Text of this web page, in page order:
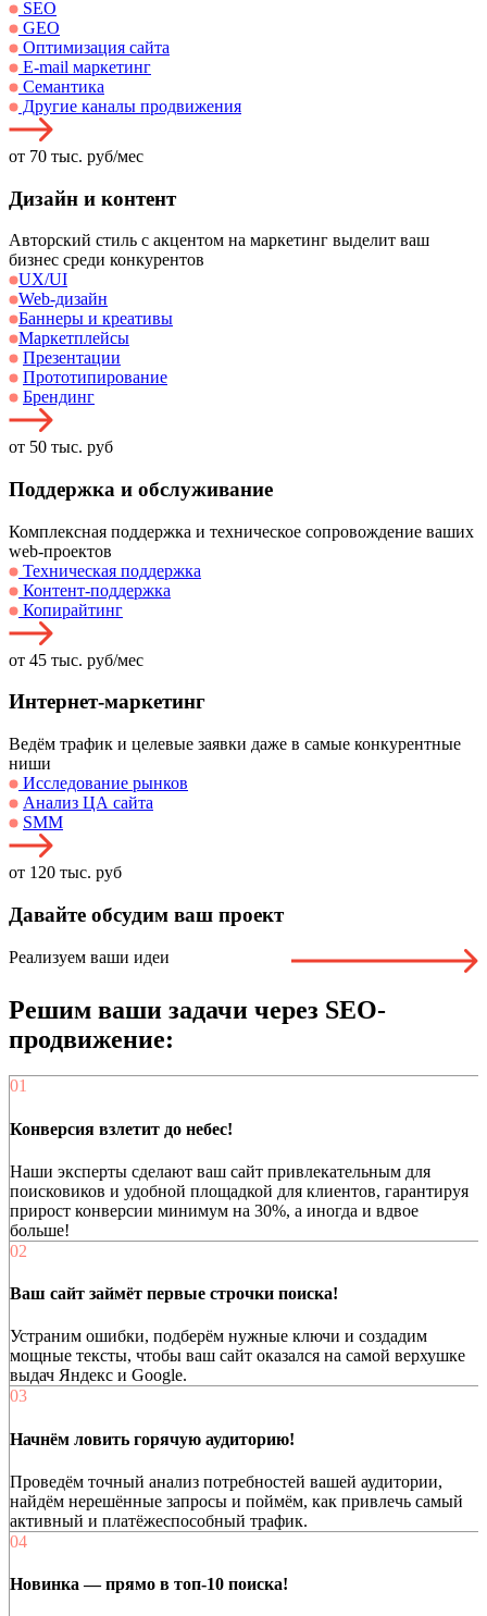
SEO
GEO
Оптимизация сайта
E-mail маркетинг
Семантика
Другие каналы продвижения
от 70 тыс. руб/мес
Дизайн и контент
Авторский стиль с акцентом на маркетинг выделит ваш
бизнес среди конкурентов
UX/UI
Web-дизайн
Баннеры и креативы
Маркетплейсы
Презентации
Прототипирование
Брендинг
от 50 тыс. руб
Поддержка и обслуживание
Комплексная поддержка и техническое сопровождение ваших
web-проектов
Техническая поддержка
Контент-поддержка
Копирайтинг
от 45 тыс. руб/мес
Интернет-маркетинг
Ведём трафик и целевые заявки даже в самые конкурентные
ниши
Исследование рынков
Анализ ЦА сайта
SMM
от 120 тыс. руб
Давайте обсудим ваш проект
Реализуем ваши идеи
Решим ваши задачи через SEO-
продвижение:
01
Конверсия взлетит до небес!
Наши эксперты сделают ваш сайт привлекательным для
поисковиков и удобной площадкой для клиентов, гарантируя
прирост конверсии минимум на 30%, а иногда и вдвое
больше!
02
Ваш сайт займёт первые строчки поиска!
Устраним ошибки, подберём нужные ключи и создадим
мощные тексты, чтобы ваш сайт оказался на самой верхушке
выдач Яндекс и Google.
03
Начнём ловить горячую аудиторию!
Проведём точный анализ потребностей вашей аудитории,
найдём нерешённые запросы и поймём, как привлечь самый
активный и платёжеспособный трафик.
04
Новинка — прямо в топ-10 поиска!